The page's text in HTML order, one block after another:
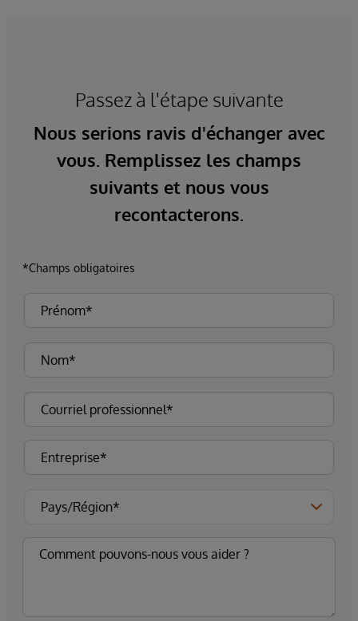
Passez à l'étape suivante
Nous serions ravis d'échanger avec
vous. Remplissez les champs
suivants et nous vous
recontacterons.
*Champs obligatoires